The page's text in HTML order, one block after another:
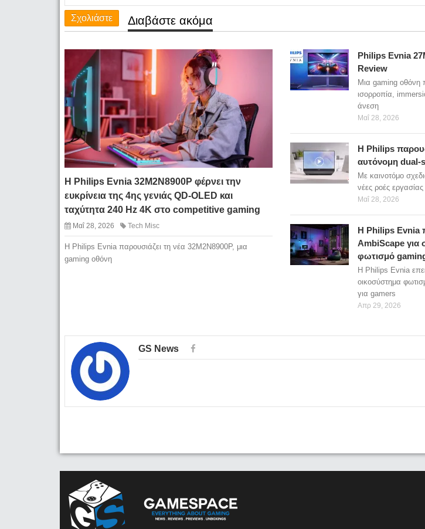
Σχολιάστε Διαβάστε ακόμα
Η Philips Evnia 32M2N8900P φέρνει την
ευκρίνεια της 4ης γενιάς QD-OLED και
ταχύτητα 240 Hz 4K στο competitive gaming
Μαΐ 28, 2026 Tech Misc
Η Philips Evnia παρουσιάζει τη νέα 32M2N8900P, μια
gaming οθόνη
Philips Evnia
Review
Μια gaming οθόνη
ισορροπία,
άνεση
Μαΐ 28, 2026
Η Philips
αυτόνομη dual-
Με καινοτόμο
νέες ροές εργασίας
Μαΐ 28, 2026
Η Philips Evnia
AmbiScape για
φωτισμό
Η Philips Evnia
οικοσύστημα
για gamers
Απρ 29, 2026
GS News